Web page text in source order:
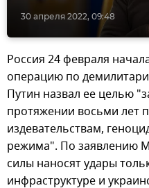
30 апреля 2022, 09:48
Россия 24 февраля
операцию по
Путин назвал ее целью
протяжении восьми лет
издевательствам,
режима". По заявлению
силы наносят удары
инфраструктуре и